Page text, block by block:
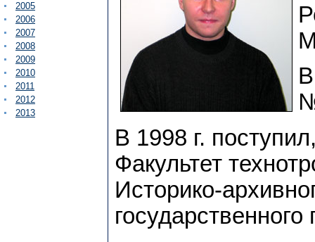
2005
2006
2007
2008
2009
2010
2011
2012
2013
В 1998 г.
Факультет
Историко-